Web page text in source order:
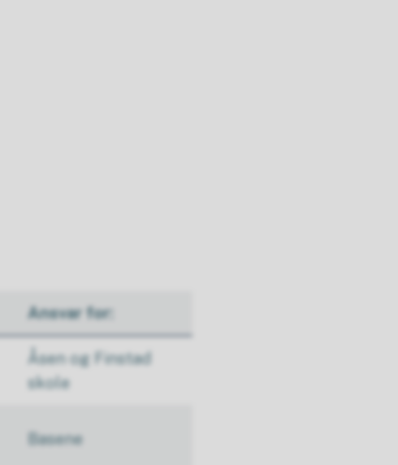
Ansvar for:
Åsen og Finstad
skole
Basene